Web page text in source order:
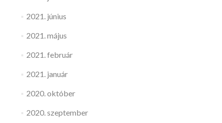
2021. június
2021. május
2021. február
2021. január
2020. október
2020. szeptember